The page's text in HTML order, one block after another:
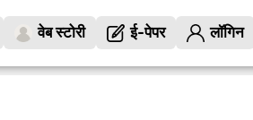
वेब स्टोरी ई-पेपर लॉगिन